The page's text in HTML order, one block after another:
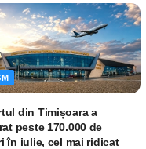
din Timișoara a
peste 170.000 de
în iulie, cel mai ridicat